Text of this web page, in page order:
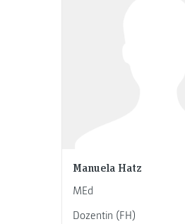
Manuela Hatz
MEd
Dozentin (FH)